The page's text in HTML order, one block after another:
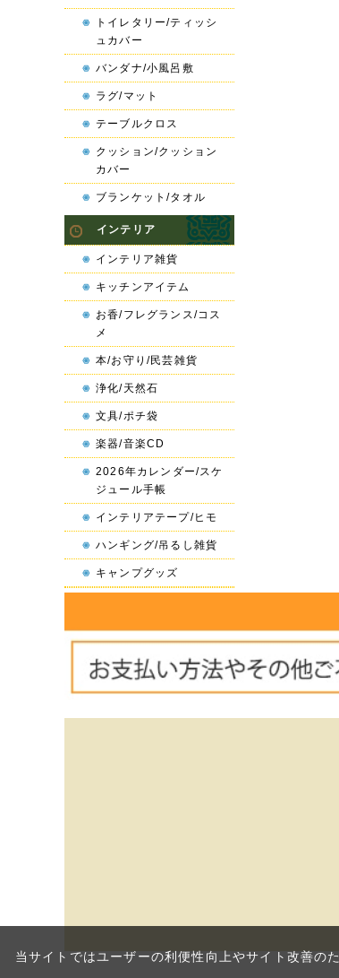
トイレタリー/ティッシ
ュカバー
バンダナ/小風呂敷
ラグ/マット
テーブルクロス
クッション/クッション
カバー
ブランケット/タオル
インテリア
インテリア雑貨
キッチンアイテム
お香/フレグランス/コス
メ
本/お守り/民芸雑貨
浄化/天然石
文具/ポチ袋
楽器/音楽CD
2026年カレンダー/スケ
ジュール手帳
インテリアテープ/ヒモ
ハンギング/吊るし雑貨
キャンプグッズ
当サイトではユーザーの利便性向上やサイト改善の